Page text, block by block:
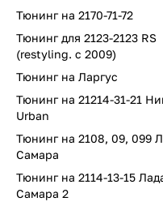
Тюнинг на 2170-71-72
Тюнинг для 2123-2123 RS
(restyling. с 2009)
Тюнинг на Ларгус
Тюнинг на 21214-31-21 Нива 4х4,
Urban
Тюнинг на 2108, 09, 099 Лада
Самара
Тюнинг на 2114-13-15 Лада
Самара 2